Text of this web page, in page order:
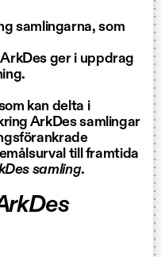
samlingarna, som
ger i uppdrag
kan delta i
ArkDes samlingar
till framtida
samling.